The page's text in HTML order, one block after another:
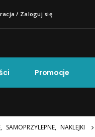
/ Zaloguj się
Promocje
, SAMOPRZYLEPNE, NAKLEJKI